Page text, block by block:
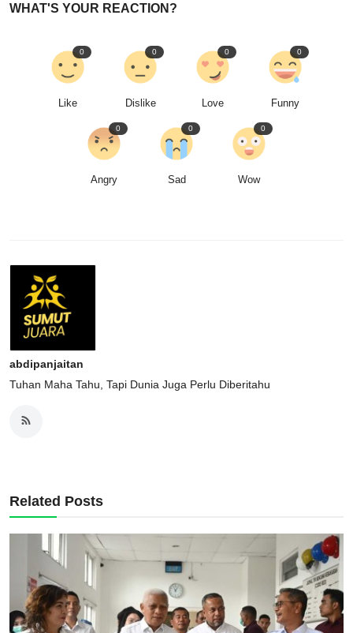
WHAT'S YOUR REACTION?
Like
0
Dislike
0
Love
0
Funny
0
Angry
0
Sad
0
Wow
0
abdipanjaitan
Tuhan Maha Tahu, Tapi Dunia Juga Perlu Diberitahu
Related Posts